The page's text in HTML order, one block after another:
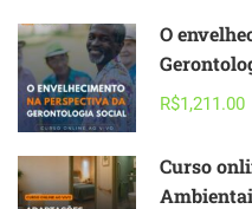
O
vivo] –
R$1,211.00
Curso